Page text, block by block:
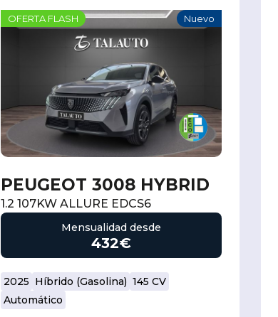
OFERTA FLASH Nuevo
PEUGEOT 3008 HYBRID
1.2 107KW ALLURE EDCS6
Mensualidad desde
432€
2025 Híbrido (Gasolina) 145 CV
Automático